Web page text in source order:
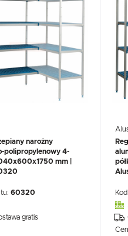
narożny
polipropylenowy 4-
mm |
60320
gratis